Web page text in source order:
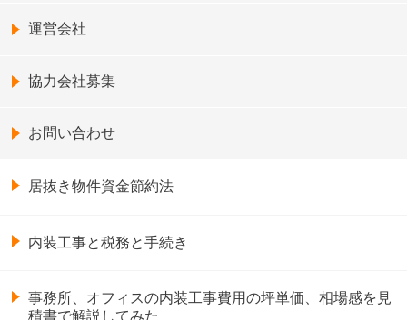
運営会社
協力会社募集
お問い合わせ
居抜き物件資金節約法
内装工事と税務と手続き
事務所、オフィスの内装工事費用の坪単価、相場感を見
積書で解説してみた